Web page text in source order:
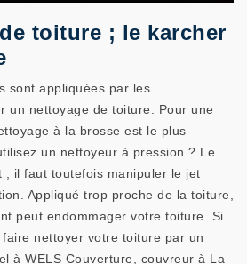
toiture ; le karcher
sont appliquées par les
un nettoyage de toiture. Pour une
à la brosse est le plus
un nettoyeur à pression ? Le
; il faut toutefois manipuler le jet
Appliqué trop proche de la toiture,
peut endommager votre toiture. Si
nettoyer votre toiture par un
à WELS Couverture, couvreur à La